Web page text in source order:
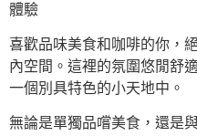
體驗
喜歡品味美食和咖啡的你，
內空間。這裡的氛圍悠閒舒
一個別具特色的小天地中。
無論是單獨品嚐美食，還是